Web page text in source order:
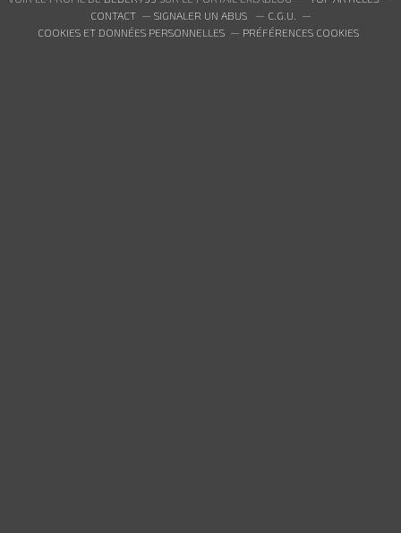
CONTACT
SIGNALER UN ABUS
C.G.U.
COOKIES ET DONNÉES PERSONNELLES
PRÉFÉRENCES COOKIES